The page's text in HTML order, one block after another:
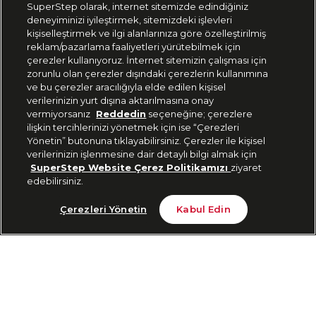
Tükendi
444 37 36
Uygulamadan Takip Edin
Bizi Takip Edin
SuperStep olarak, internet sitemizde edindiğiniz
deneyiminizi iyileştirmek, sitemizdeki işlevleri
kişiselleştirmek ve ilgi alanlarınıza göre özelleştirilmiş
reklam/pazarlama faaliyetleri yürütebilmek için
çerezler kullanıyoruz. İnternet sitemizin çalışması için
zorunlu olan çerezler dışındaki çerezlerin kullanımına
ve bu çerezler aracılığıyla elde edilen kişisel
verilerinizin yurt dışına aktarılmasına onay
vermiyorsanız Reddedin seçeneğine; çerezlere
ilişkin tercihlerinizi yönetmek için ise “Çerezleri
Yönetin” butonuna tıklayabilirsiniz. Çerezler ile kişisel
verilerinizin işlenmesine dair detaylı bilgi almak için
SuperStep Website Çerez Politikamızı ziyaret
edebilirsiniz.
Çerezleri Yönetin Kabul Edin